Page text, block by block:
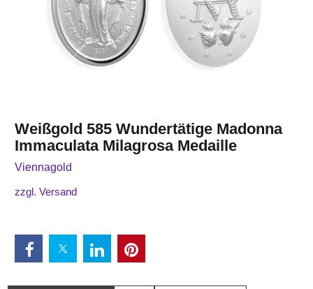
Weißgold 585 Wundertätige Madonna
Immaculata Milagrosa Medaille
Viennagold
zzgl. Versand